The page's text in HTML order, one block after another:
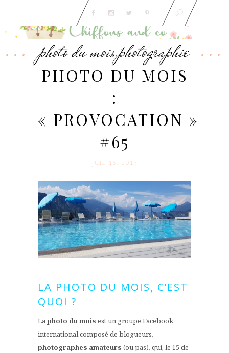
photo du mois,photographie
PHOTO DU MOIS
:
« PROVOCATION »
#65
JUIL 15. 2017
LA PHOTO DU MOIS, C’EST
QUOI ?
Laphoto du mois est un groupe Facebook
international composé de blogueurs,
photographes amateurs (ou pas), qui, le 15 de